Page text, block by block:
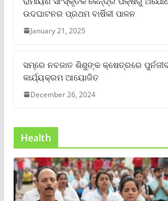
ଉଦଘାଟନର ପ୍ରଥମ ବାର୍ଷିକୀ ପାଳନ
January 21, 2025
ସମ୍‌ରେ ନବଜାତ ଶିଶୁଙ୍କ କ୍ଷେତ୍ରରେ
କାର୍ଯ୍ୟକ୍ରମ ଆୟୋଜିତ
December 26, 2024
Health